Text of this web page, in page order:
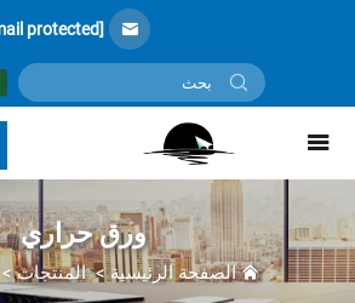
[email protected]
ورق حراري
الصفحة الرئيسية>المنتجات